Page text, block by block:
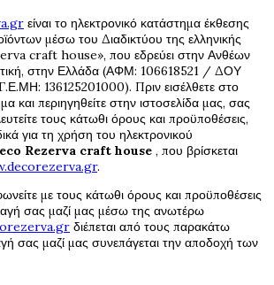
είναι το ηλεκτρονικό κατάστημα έκθεσης
μέσω του Διαδικτύου της ελληνικής
craft house», που εδρεύει στην Ανθέων
στην Ελλάδα (ΑΦΜ: 106618521 / ΔΟΥ
136125201000). Πριν εισέλθετε στο
και περιηγηθείτε στην ιστοσελίδα μας, σας
τους κάτωθι όρους και προϋποθέσεις,
για τη χρήση του ηλεκτρονικού
Rezerva craft house , που βρίσκεται
.
με τους κάτωθι όρους και προϋποθέσεις
σας μαζί μας μέσω της ανωτέρω
διέπεται από τους παρακάτω
σας μαζί μας συνεπάγεται την αποδοχή των